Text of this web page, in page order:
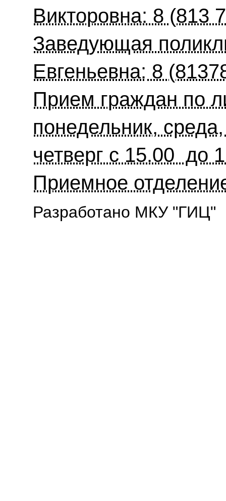
Викторовна: 8 (813
Заведующая
Евгеньевна: 8
Прием граждан по
понедельник,
четверг с 15.00 до
Приемное
Разработано МКУ "ГИЦ"